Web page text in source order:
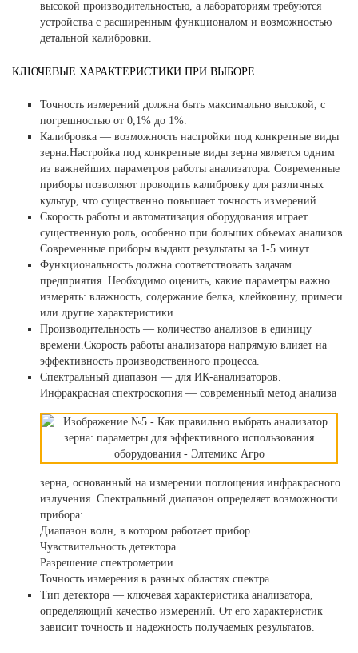
высокой производительностью, а лабораториям требуются
устройства с расширенным функционалом и возможностью
детальной калибровки.
КЛЮЧЕВЫЕ ХАРАКТЕРИСТИКИ ПРИ ВЫБОРЕ
Точность измерений должна быть максимально высокой, с
погрешностью от 0,1% до 1%.
Калибровка — возможность настройки под конкретные виды
зерна.Настройка под конкретные виды зерна является одним
из важнейших параметров работы анализатора. Современные
приборы позволяют проводить калибровку для различных
культур, что существенно повышает точность измерений.
Скорость работы и автоматизация оборудования играет
существенную роль, особенно при больших объемах анализов.
Современные приборы выдают результаты за 1-5 минут.
Функциональность должна соответствовать задачам
предприятия. Необходимо оценить, какие параметры важно
измерять: влажность, содержание белка, клейковину, примеси
или другие характеристики.
Производительность — количество анализов в единицу
времени.Скорость работы анализатора напрямую влияет на
эффективность производственного процесса.
Спектральный диапазон — для ИК-анализаторов.
Инфракрасная спектроскопия — современный метод анализа
зерна, основанный на измерении поглощения инфракрасного
излучения. Спектральный диапазон определяет возможности
прибора:
Диапазон волн, в котором работает прибор
Чувствительность детектора
Разрешение спектрометрии
Точность измерения в разных областях спектра
Тип детектора — ключевая характеристика анализатора,
определяющий качество измерений. От его характеристик
зависит точность и надежность получаемых результатов.